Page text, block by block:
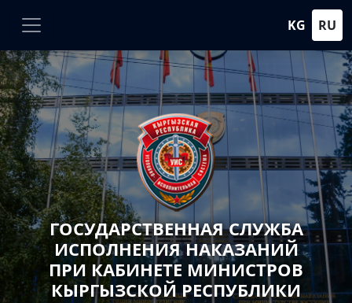
KG RU
ГОСУДАРСТВЕННАЯ СЛУЖБА
ИСПОЛНЕНИЯ НАКАЗАНИЙ
ПРИ КАБИНЕТЕ МИНИСТРОВ
КЫРГЫЗСКОЙ РЕСПУБЛИКИ